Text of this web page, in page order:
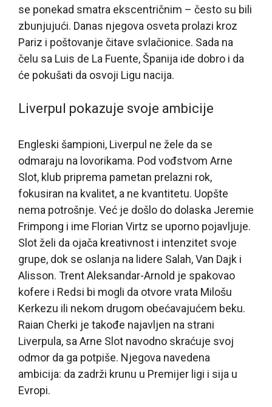
se ponekad smatra ekscentričnim – često su bili
zbunjujući. Danas njegova osveta prolazi kroz
Pariz i poštovanje čitave svlačionice. Sada na
čelu sa Luis de La Fuente, Španija ide dobro i da
će pokušati da osvoji Ligu nacija.
Liverpul pokazuje svoje ambicije
Engleski šampioni, Liverpul ne žele da se
odmaraju na lovorikama. Pod vođstvom Arne
Slot, klub priprema pametan prelazni rok,
fokusiran na kvalitet, a ne kvantitetu. Uopšte
nema potrošnje. Već je došlo do dolaska Jeremie
Frimpong i ime Florian Virtz se uporno pojavljuje.
Slot želi da ojača kreativnost i intenzitet svoje
grupe, dok se oslanja na lidere Salah, Van Dajk i
Alisson. Trent Aleksandar-Arnold je spakovao
kofere i Redsi bi mogli da otvore vrata Milošu
Kerkezu ili nekom drugom obećavajućem beku.
Raian Cherki je takođe najavljen na strani
Liverpula, sa Arne Slot navodno skraćuje svoj
odmor da ga potpiše. Njegova navedena
ambicija: da zadrži krunu u Premijer ligi i sija u
Evropi.